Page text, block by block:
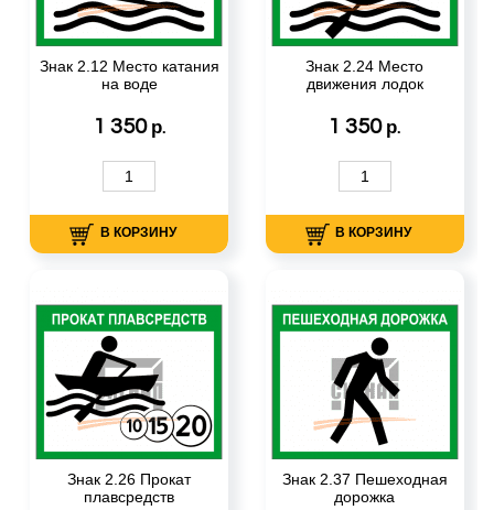
Знак 2.12 Место катания
на воде
1 350 р.
В КОРЗИНУ
Знак 2.24 Место
движения лодок
1 350 р.
В КОРЗИНУ
Знак 2.26 Прокат
плавсредств
Знак 2.37 Пешеходная
дорожка